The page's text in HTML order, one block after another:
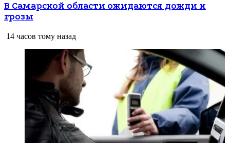
В Самарской области ожидаются дожди и
грозы
14 часов тому назад